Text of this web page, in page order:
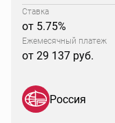
Ставка
от 5.75%
Ежемесячный платеж
от 29 137 руб.
Россия